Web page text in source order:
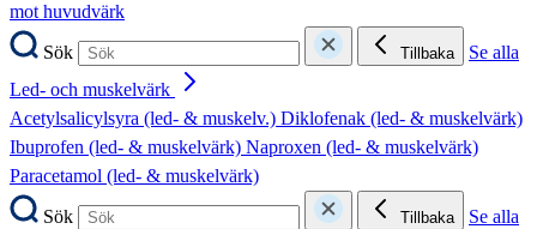
mot huvudvärk
Sök
Tillbaka
Se alla
Led- och muskelvärk
Acetylsalicylsyra (led- & muskelv.) Diklofenak (led- & muskelvärk)
Ibuprofen (led- & muskelvärk) Naproxen (led- & muskelvärk)
Paracetamol (led- & muskelvärk)
Sök
Tillbaka
Se alla